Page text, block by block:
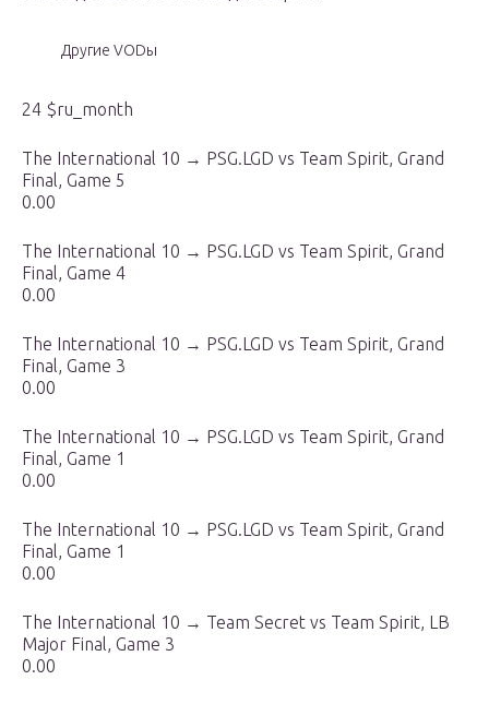
Другие VODы
24 $ru_month
The International 10 → PSG.LGD vs Team Spirit, Grand
Final, Game 5
0.00
The International 10 → PSG.LGD vs Team Spirit, Grand
Final, Game 4
0.00
The International 10 → PSG.LGD vs Team Spirit, Grand
Final, Game 3
0.00
The International 10 → PSG.LGD vs Team Spirit, Grand
Final, Game 1
0.00
The International 10 → PSG.LGD vs Team Spirit, Grand
Final, Game 1
0.00
The International 10 → Team Secret vs Team Spirit, LB
Major Final, Game 3
0.00